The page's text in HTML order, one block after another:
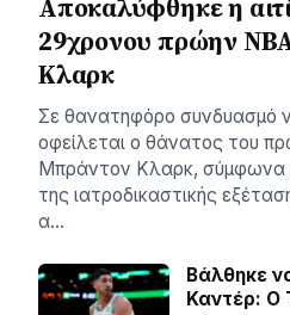
Αποκαλύφθηκε η
29χρονου πρώην
Κλαρκ
Σε θανατηφόρο συνδυασμό
οφείλεται ο θάνατος του
Μπράντον Κλαρκ, σύμφωνα
της ιατροδικαστικής
α…
Βάλθηκε
Καντέρ: Ο